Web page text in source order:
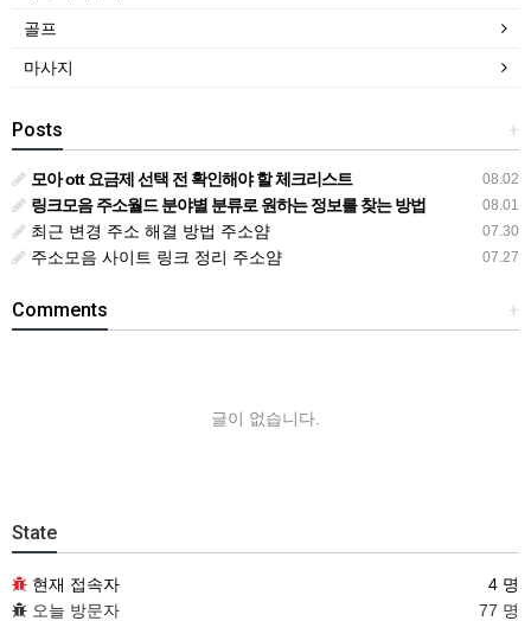
골프
마사지
+
Posts
08.02
모아 ott 요금제 선택 전 확인해야 할 체크리스트
08.01
링크모음 주소월드 분야별 분류로 원하는 정보를 찾는 방법
07.30
최근 변경 주소 해결 방법 주소얌
07.27
주소모음 사이트 링크 정리 주소얌
+
Comments
글이 없습니다.
State
현재 접속자
4 명
오늘 방문자
77 명